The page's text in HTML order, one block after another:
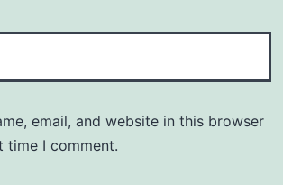
email, and website in this browser
time I comment.